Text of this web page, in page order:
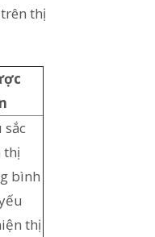
thị
sắc
thị
bình
thị